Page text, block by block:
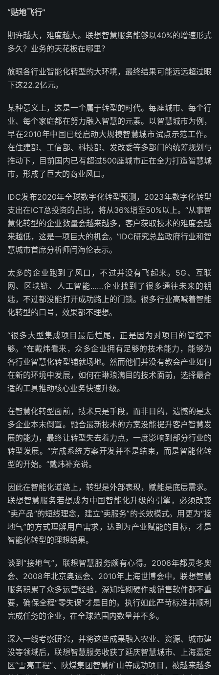
“贴地飞行”
期许越大，难度越大。联想智慧服务能够以40%的增速形式
多久？业务的天花板在哪里？
放眼各行业智能化转型的大环境，最终结果可能远远超过眼
下这22.2亿元。
某种意义上，这是一个属于转型的时代。每座城市、每个行
业、每个家庭都在努力融入智慧的元素。以智慧城市为例，
早在2010年中国已经启动大规模智慧城市试点示范工作。
在住建部、工信部、科技部、发改委等多部门的统筹规划与
推动下，目前国内已有超过500座城市正在全力打造智慧城
市，形成了巨大的商业风口。
IDC发布2020年全球数字化转型预测，2023年数字化转型
支出在ICT总投资的占比，将从36%增至50%以上。“从事智
慧化转型的企业数量会越来越多，客户获取技术的难度会越
来越低，这是一项巨大的机会。”IDC研究总监政府行业和智
慧城市首席分析师闫海伦表示。
太多的企业跑到了风口，不过并没有飞起来。5G、互联
网、区块链、人工智能……企业找到了很多通往未来的钥
匙，不过都没能打开成功路上的门锁。很多行业高喊着智能
化转型的口号，效果都不理想。
“很多大型集成项目最后烂尾，正是因为对项目的管控不
够。”在戴炜看来，众多企业拥有足够的技术能力，能够为
各行业智慧化转型铺就场地。然而他们并没有教会产业如何
在新的环境中发展，如何在琳琅满目的技术面前，选择最合
适的工具推动核心业务快速升级。
在智慧化转型面前，技术只是手段，而非目的，遗憾的是太
多企业本末倒置。融合最新技术的方案没能提升客户智慧发
展的能力，最终让转型失去着力点，一度影响到部分行业的
转型发展。“完成系统方案开发并不是结束，而是智能化转
型的开始。”戴炜补充说。
因此在智能化道路上，转型是外部表现，赋能是底层需求。
联想智慧服务若想成为中国智能化升级的引擎，必须改变
“卖产品”的短线理念，建立“卖服务”的长效模式。用更为“接
地气”的方式理解用户需求，达到为产业赋能的目标，才是
智能化转型的理想结果。
谈到“接地气”，联想智慧服务颇有心得。2006年都灵冬奥
会、2008年北京奥运会、2010年上海世博会中，联想智慧
服务积累了众多运营经验，深知堆砌硬件或销售软件都不重
要，确保全程“零失误”才是目的。执行如此严苛标准并顺利
完成任务的企业，在全球范围内数量并不多。
深入一线考察研究，并将这些成果融入农业、资源、城市建
设等领域后，联想智慧服务收获了延庆智慧城市、上海嘉定
区“雪亮工程”、陕煤集团智慧矿山等成功项目，被越来越多